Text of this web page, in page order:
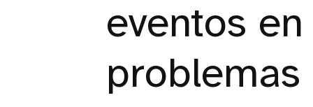
eventos
problemas